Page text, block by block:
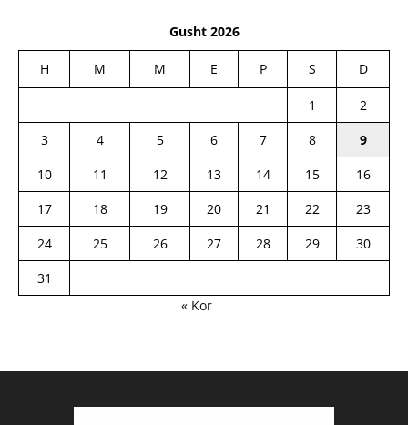
Gusht 2026
H M M E P S D
1
2
3
4 5 6 7 8
9
10
11 12 13 14 15
16
17
18 19 20 21 22
23
24
25 26 27 28 29
30
31
« Kor